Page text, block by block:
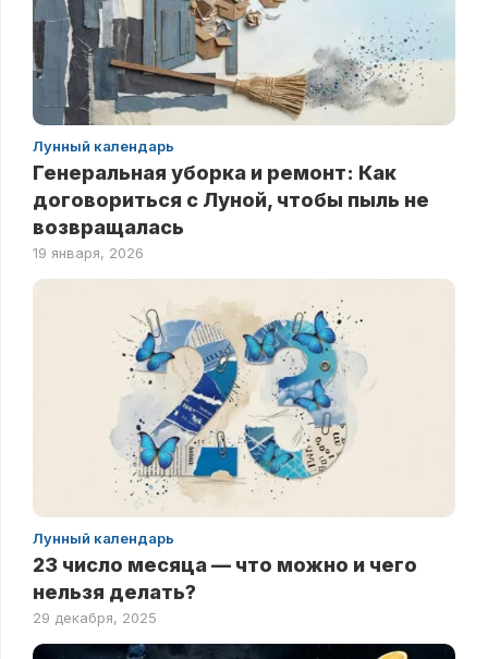
Лунный календарь
Генеральная уборка и ремонт: Как
договориться с Луной, чтобы пыль не
возвращалась
19 января, 2026
Лунный календарь
23 число месяца — что можно и чего
нельзя делать?
29 декабря, 2025